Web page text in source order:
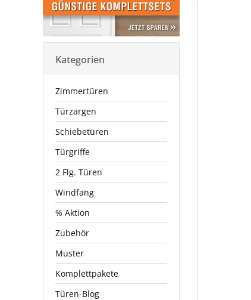
Kategorien
Zimmertüren
Türzargen
Schiebetüren
Türgriffe
2 Flg. Türen
Windfang
% Aktion
Zubehör
Muster
Komplettpakete
Türen-Blog